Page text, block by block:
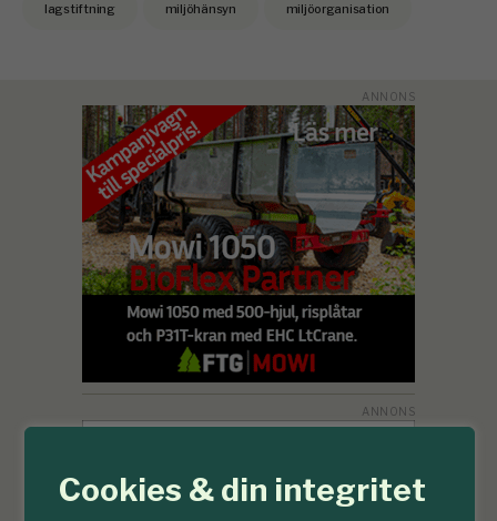
Cookies & din integritet
lagstiftning miljöhänsyn miljöorganisation